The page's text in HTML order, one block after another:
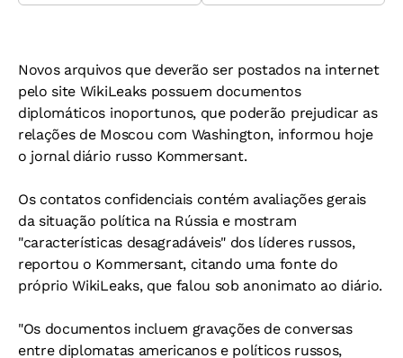
Novos arquivos que deverão ser postados na internet
pelo site WikiLeaks possuem documentos
diplomáticos inoportunos, que poderão prejudicar as
relações de Moscou com Washington, informou hoje
o jornal diário russo Kommersant.
Os contatos confidenciais contém avaliações gerais
da situação política na Rússia e mostram
"características desagradáveis" dos líderes russos,
reportou o Kommersant, citando uma fonte do
próprio WikiLeaks, que falou sob anonimato ao diário.
"Os documentos incluem gravações de conversas
entre diplomatas americanos e políticos russos,